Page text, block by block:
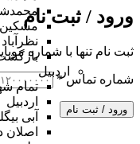
ورود / ثبت نام
ثبت نام تنها با شماره
شماره تماس*
ورود / ثبت نام
نظرآباد
اردبیل
تمام
اردبیل
آبی
اصلان